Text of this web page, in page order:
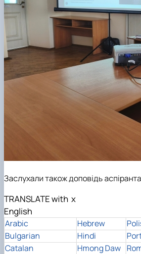
Заслухали також доповідь
TRANSLATE with x
English
Arabic Hebrew
Bulgarian
Hindi
Catalan
Hmong Daw